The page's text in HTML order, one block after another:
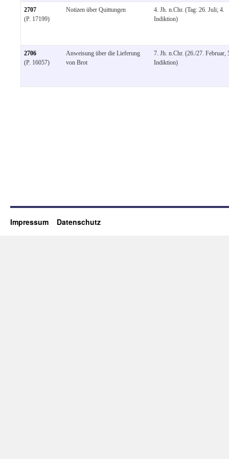
2707
(P. 17199)
Notizen über Quittungen
4. Jh. n.Chr. (Tag: 26. Juli; 4.
Indiktion)
2706
(P. 16057)
Anweisung über die Lieferung
von Brot
7. Jh. n.Chr. (26./27. Februar,
Indiktion)
Impressum Datenschutz